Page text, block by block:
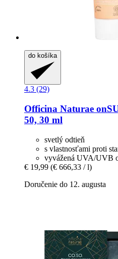
do košíka
4.3 (29)
Officina Naturae
50, 30 ml
svetlý odtieň
s vlastnosťami proti
vyvážená UVA/UVB
€ 19,99 (€ 666,33 / l)
Doručenie do 12. augusta